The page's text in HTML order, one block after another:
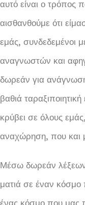
αυτό είναι ο τρόπος
αισθανθούμε ότι
εμάς, συνδεδεμένοι
αναγνωστών και
δωρεάν για
βαθιά
κρύβει σε όλους
αναχώρηση, που και
Μέσω δωρεάν λέξεων
ματιά σε έναν κόσμο
ένας κόσμο που μας